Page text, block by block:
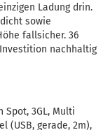
Ladung drin.
sowie
fallsicher. 36
nachhaltig
Spot, 3GL, Multi
(USB, gerade, 2m),